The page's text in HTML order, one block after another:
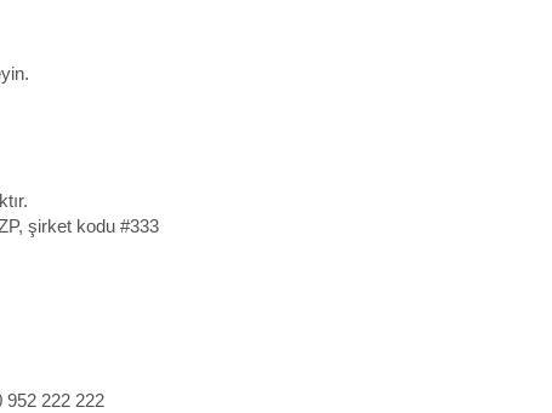
şirket kodu #333
952 222 222